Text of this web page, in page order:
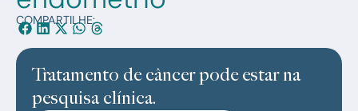
COMPARTILHE:
Tratamento de câncer pode estar na
pesquisa clínica.